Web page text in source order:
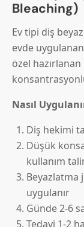
Bleaching)
Ev tipi diş
evde
özel
Nasıl
Diş hekimi
Düşük
kullanım
Beyazlatma
uygulanır
Günde 2-6
Tedavi 1-2